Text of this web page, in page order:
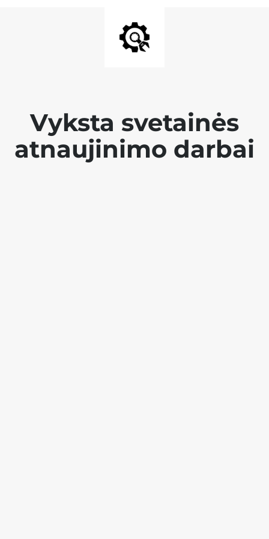
Vyksta svetainės
atnaujinimo darbai